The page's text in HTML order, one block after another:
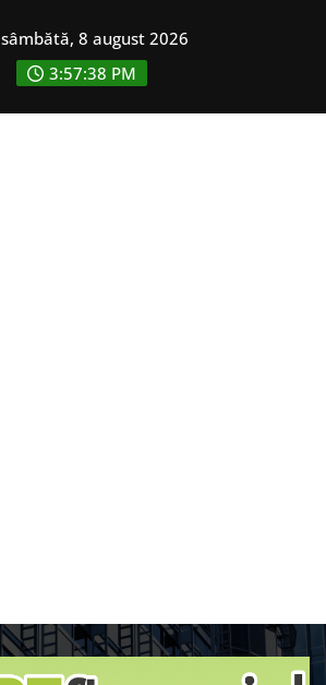
sâmbătă, 8 august 2026
3:57:39 PM